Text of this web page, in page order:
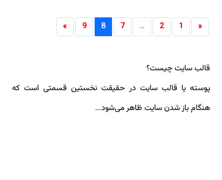
«
1
2
…
7
8
9
»
قالب سایت چیست؟
پوسته یا قالب سایت در حقیقت نخستین قسمتی است که
هنگام باز شدن سایت ظاهر می‌شود...